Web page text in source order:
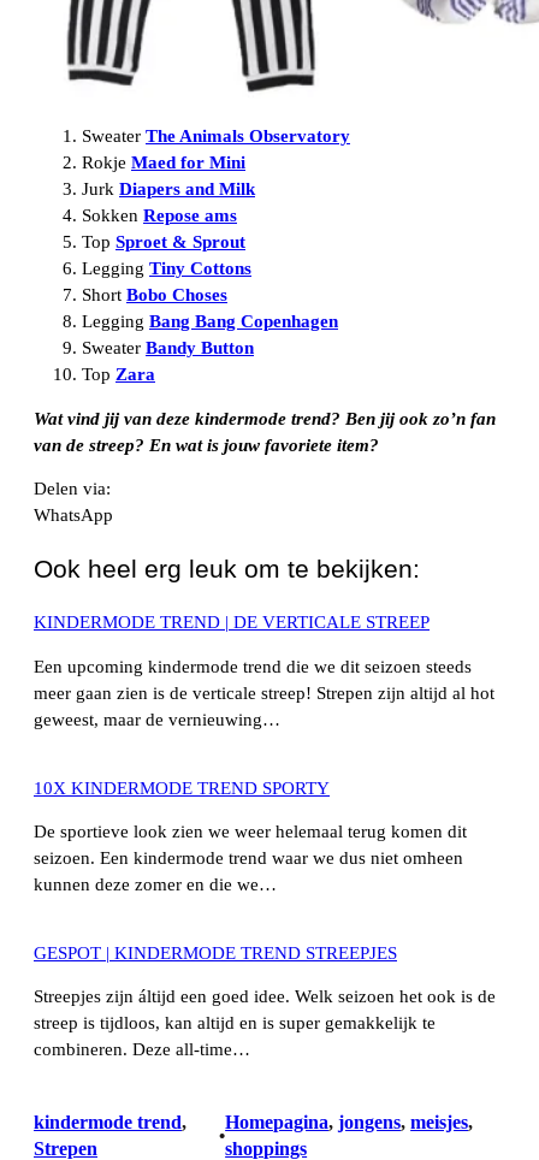
Sweater The Animals Observatory
Rokje Maed for Mini
Jurk Diapers and Milk
Sokken Repose ams
Top Sproet & Sprout
Legging Tiny Cottons
Short Bobo Choses
Legging Bang Bang Copenhagen
Sweater Bandy Button
Top Zara
Wat vind jij van deze kindermode trend? Ben jij ook zo’n fan
van de streep? En wat is jouw favoriete item?
Delen via:
WhatsApp
Ook heel erg leuk om te bekijken:
KINDERMODE TREND | DE VERTICALE STREEP
Een upcoming kindermode trend die we dit seizoen steeds
meer gaan zien is de verticale streep! Strepen zijn altijd al hot
geweest, maar de vernieuwing…
10X KINDERMODE TREND SPORTY
De sportieve look zien we weer helemaal terug komen dit
seizoen. Een kindermode trend waar we dus niet omheen
kunnen deze zomer en die we…
GESPOT | KINDERMODE TREND STREEPJES
Streepjes zijn áltijd een goed idee. Welk seizoen het ook is de
streep is tijdloos, kan altijd en is super gemakkelijk te
combineren. Deze all-time…
kindermode trend
Strepen
•
Homepagina, jongens, meisjes
shoppings